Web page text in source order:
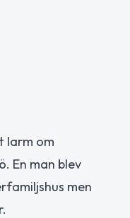
larm om
En man blev
men